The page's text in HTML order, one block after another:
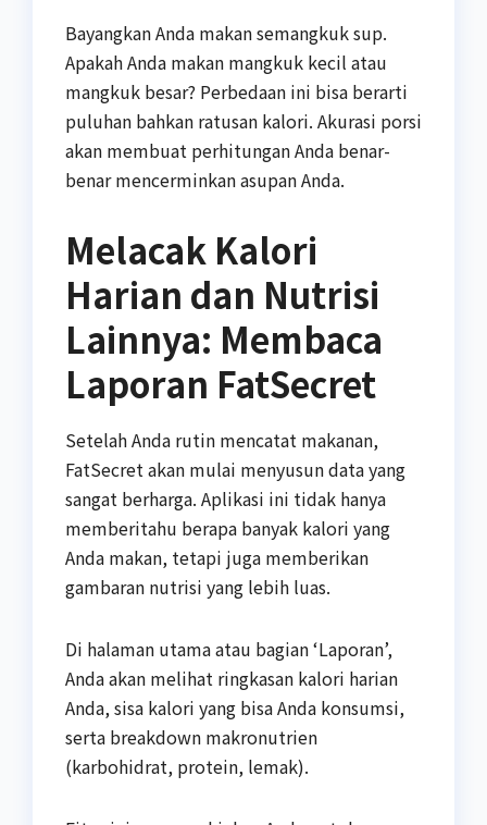
Bayangkan Anda makan semangkuk sup.
Apakah Anda makan mangkuk kecil atau
mangkuk besar? Perbedaan ini bisa berarti
puluhan bahkan ratusan kalori. Akurasi porsi
akan membuat perhitungan Anda benar-
benar mencerminkan asupan Anda.
Melacak Kalori
Harian dan Nutrisi
Lainnya: Membaca
Laporan FatSecret
Setelah Anda rutin mencatat makanan,
FatSecret akan mulai menyusun data yang
sangat berharga. Aplikasi ini tidak hanya
memberitahu berapa banyak kalori yang
Anda makan, tetapi juga memberikan
gambaran nutrisi yang lebih luas.
Di halaman utama atau bagian ‘Laporan’,
Anda akan melihat ringkasan kalori harian
Anda, sisa kalori yang bisa Anda konsumsi,
serta breakdown makronutrien
(karbohidrat, protein, lemak).